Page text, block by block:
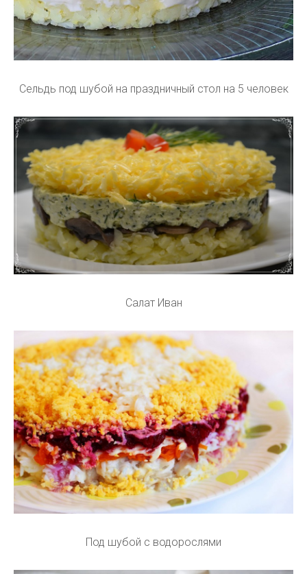
Сельдь под шубой на праздничный стол на 5 человек
Салат Иван
Под шубой с водорослями